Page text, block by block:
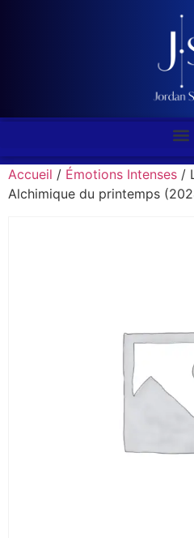
Accueil / Émotions Intenses /
Alchimique du printemps